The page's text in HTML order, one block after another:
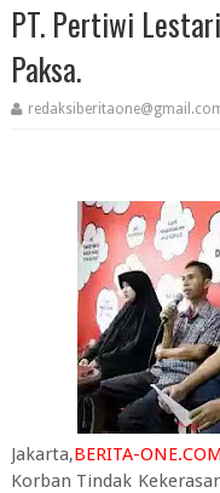
PT. Pertiwi
Paksa.
Jakarta,BERITA-
Korban Tindak